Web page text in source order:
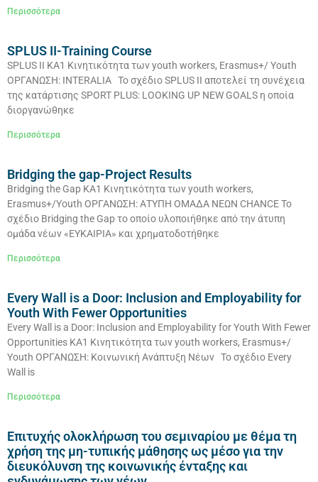
Περισσότερα
SPLUS II-Training Course
SPLUS II ΚΑ1 Κινητικότητα των youth workers, Erasmus+/ Youth
ΟΡΓΑΝΩΣΗ: INTERALIA Το σχέδιο SPLUS II αποτελεί τη συνέχεια
της κατάρτισης SPORT PLUS: LOOKING UP NEW GOALS η οποία
διοργανώθηκε
Περισσότερα
Bridging the gap-Project Results
Bridging the Gap ΚΑ1 Κινητικότητα των youth workers,
Erasmus+/Youth ΟΡΓΑΝΩΣΗ: ΑΤΥΠΗ ΟΜΑΔΑ ΝΕΩΝ CHANCE To
σχέδιο Bridging the Gap το οποίο υλοποιήθηκε από την άτυπη
ομάδα νέων «ΕΥΚΑΙΡΙΑ» και χρηματοδοτήθηκε
Περισσότερα
Every Wall is a Door: Inclusion and Employability for
Youth With Fewer Opportunities
Every Wall is a Door: Inclusion and Employability for Youth With Fewer
Opportunities ΚΑ1 Κινητικότητα των youth workers, Erasmus+/
Youth ΟΡΓΑΝΩΣΗ: Κοινωνική Ανάπτυξη Νέων Το σχέδιο Every
Wall is
Περισσότερα
Επιτυχής ολοκλήρωση του σεμιναρίου με θέμα τη
χρήση της μη-τυπικής μάθησης ως μέσο για την
διευκόλυνση της κοινωνικής ένταξης και